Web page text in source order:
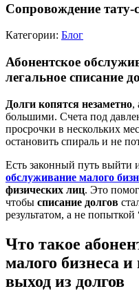
Сопровождение тату-
Категории: Блог
Абонентское
легальное списание
Долги копятся незаметно,
большими. Счета под
просрочки в нескольких
остановить спираль и не
Есть законный путь выйти
обслуживание малого
физических лиц. Это
чтобы списание долгов
результатом, а не попыткой
Что такое
малого бизнеса
выход из долгов